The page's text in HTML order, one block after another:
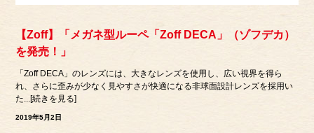
【Zoff】「メガネ型ルーペ「Zoff DECA」（ゾフデカ）
を発売！」
「Zoff DECA」のレンズには、大きなレンズを使用し、広い視界を得ら
れ、さらに歪みが少なく見やすさが快適になる非球面設計レンズを採用い
た...[続きを見る]
2019年5月2日